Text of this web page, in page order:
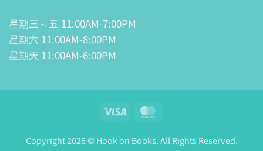
星期三～五 11:00AM-7:00PM
星期六 11:00AM-8:00PM
星期天 11:00AM-6:00PM
Visa
Copyright 2026 © Hook on Books. All Rights Reserved.